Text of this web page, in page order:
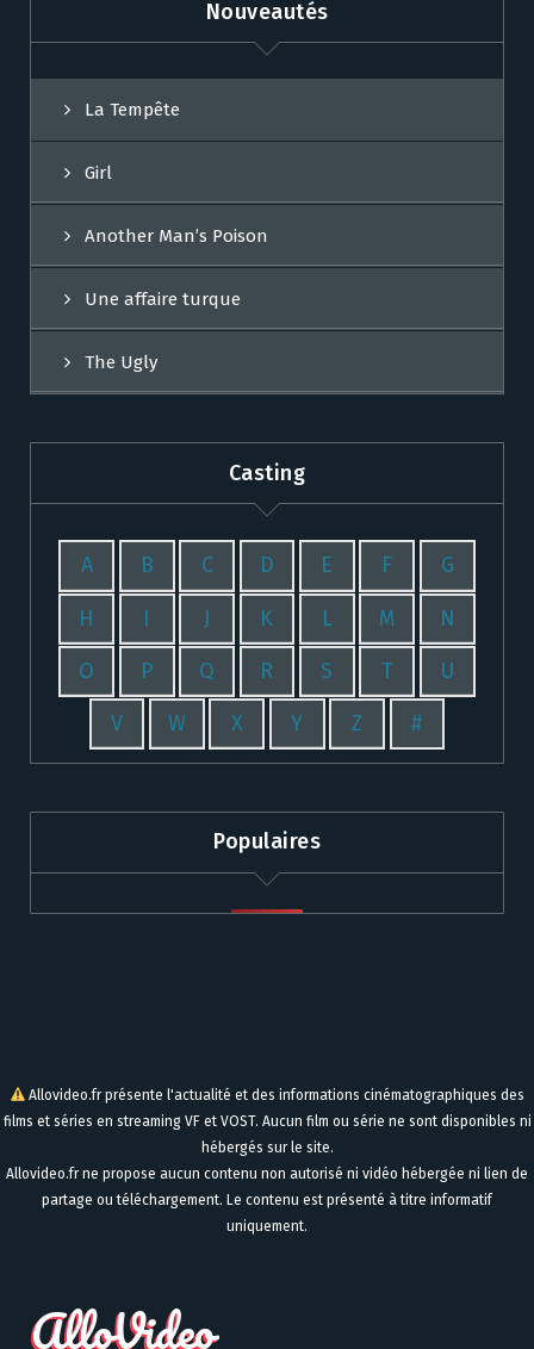
Nouveautés
La Tempête
Girl
Another Man’s Poison
Une affaire turque
The Ugly
Casting
A B C D E F G
H I J K L M N
O P Q R S T U
V W X Y Z #
Populaires
Allovideo.fr présente l'actualité et des informations cinématographiques des
films et séries en streaming VF et VOST. Aucun film ou série ne sont disponibles ni
hébergés sur le site.
Allovideo.fr ne propose aucun contenu non autorisé ni vidéo hébergée ni lien de
partage ou téléchargement. Le contenu est présenté à titre informatif
uniquement.